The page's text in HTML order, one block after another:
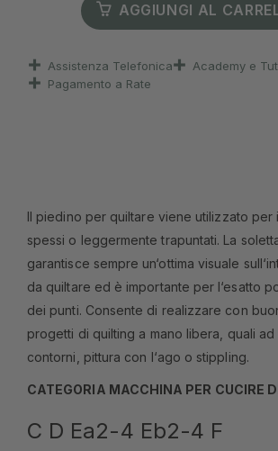
AGGIUNGI AL
Assistenza Telefonica
Academy e
Pagamento a Rate
Il piedino per quiltare viene utilizzato per
spessi o leggermente trapuntati. La
garantisce sempre un‘ottima visuale
da quiltare ed è importante per l‘esatto
dei punti. Consente di realizzare con
progetti di quilting a mano libera, quali ad
contorni, pittura con l‘ago o stippling.
CATEGORIA MACCHINA PER CUCIRE
C D Ea2-4 Eb2-4 F